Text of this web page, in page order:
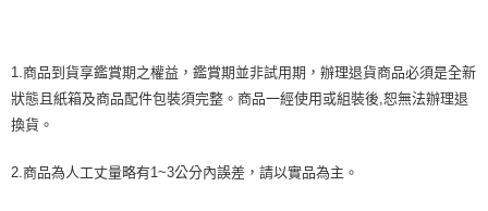
1.商品到貨享鑑賞期之權益，鑑賞期並非試用期，辦理退貨商品必須是全新
狀態且紙箱及商品配件包裝須完整。商品一經使用或組裝後,恕無法辦理退
換貨。
2.商品為人工丈量略有1~3公分內誤差，請以實品為主。